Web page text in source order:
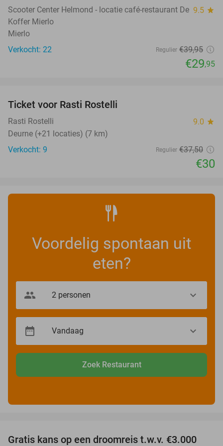
Scooter Center Helmond - locatie café-restaurant De
Koffer Mierlo
9.5 star
Mierlo
Verkocht: 22
Regulier €39,95
€29,95
TODAY
Ticket voor Rasti Rostelli
Rasti Rostelli 9.0 star
Deurne (+21 locaties) (7 km)
Verkocht: 9
Regulier €37,50
€30
Voordelig spontaan uit
eten?
Zoek Restaurant
Gratis kans op een droomreis t.w.v. €3.000